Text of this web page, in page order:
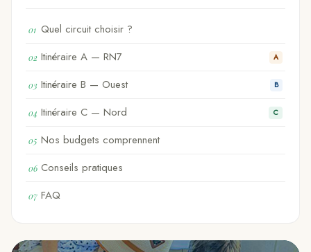
01 Quel circuit choisir ?
02 Itinéraire A — RN7 A
03 Itinéraire B — Ouest B
04 Itinéraire C — Nord C
05 Nos budgets comprennent
06 Conseils pratiques
07 FAQ